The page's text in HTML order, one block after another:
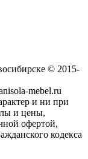
© 2015-
mebel.ru
и ни при
и цены,
офертой,
кодекса